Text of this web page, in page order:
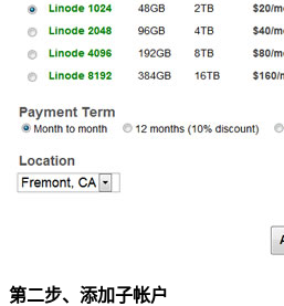
第二步、添加子帐户